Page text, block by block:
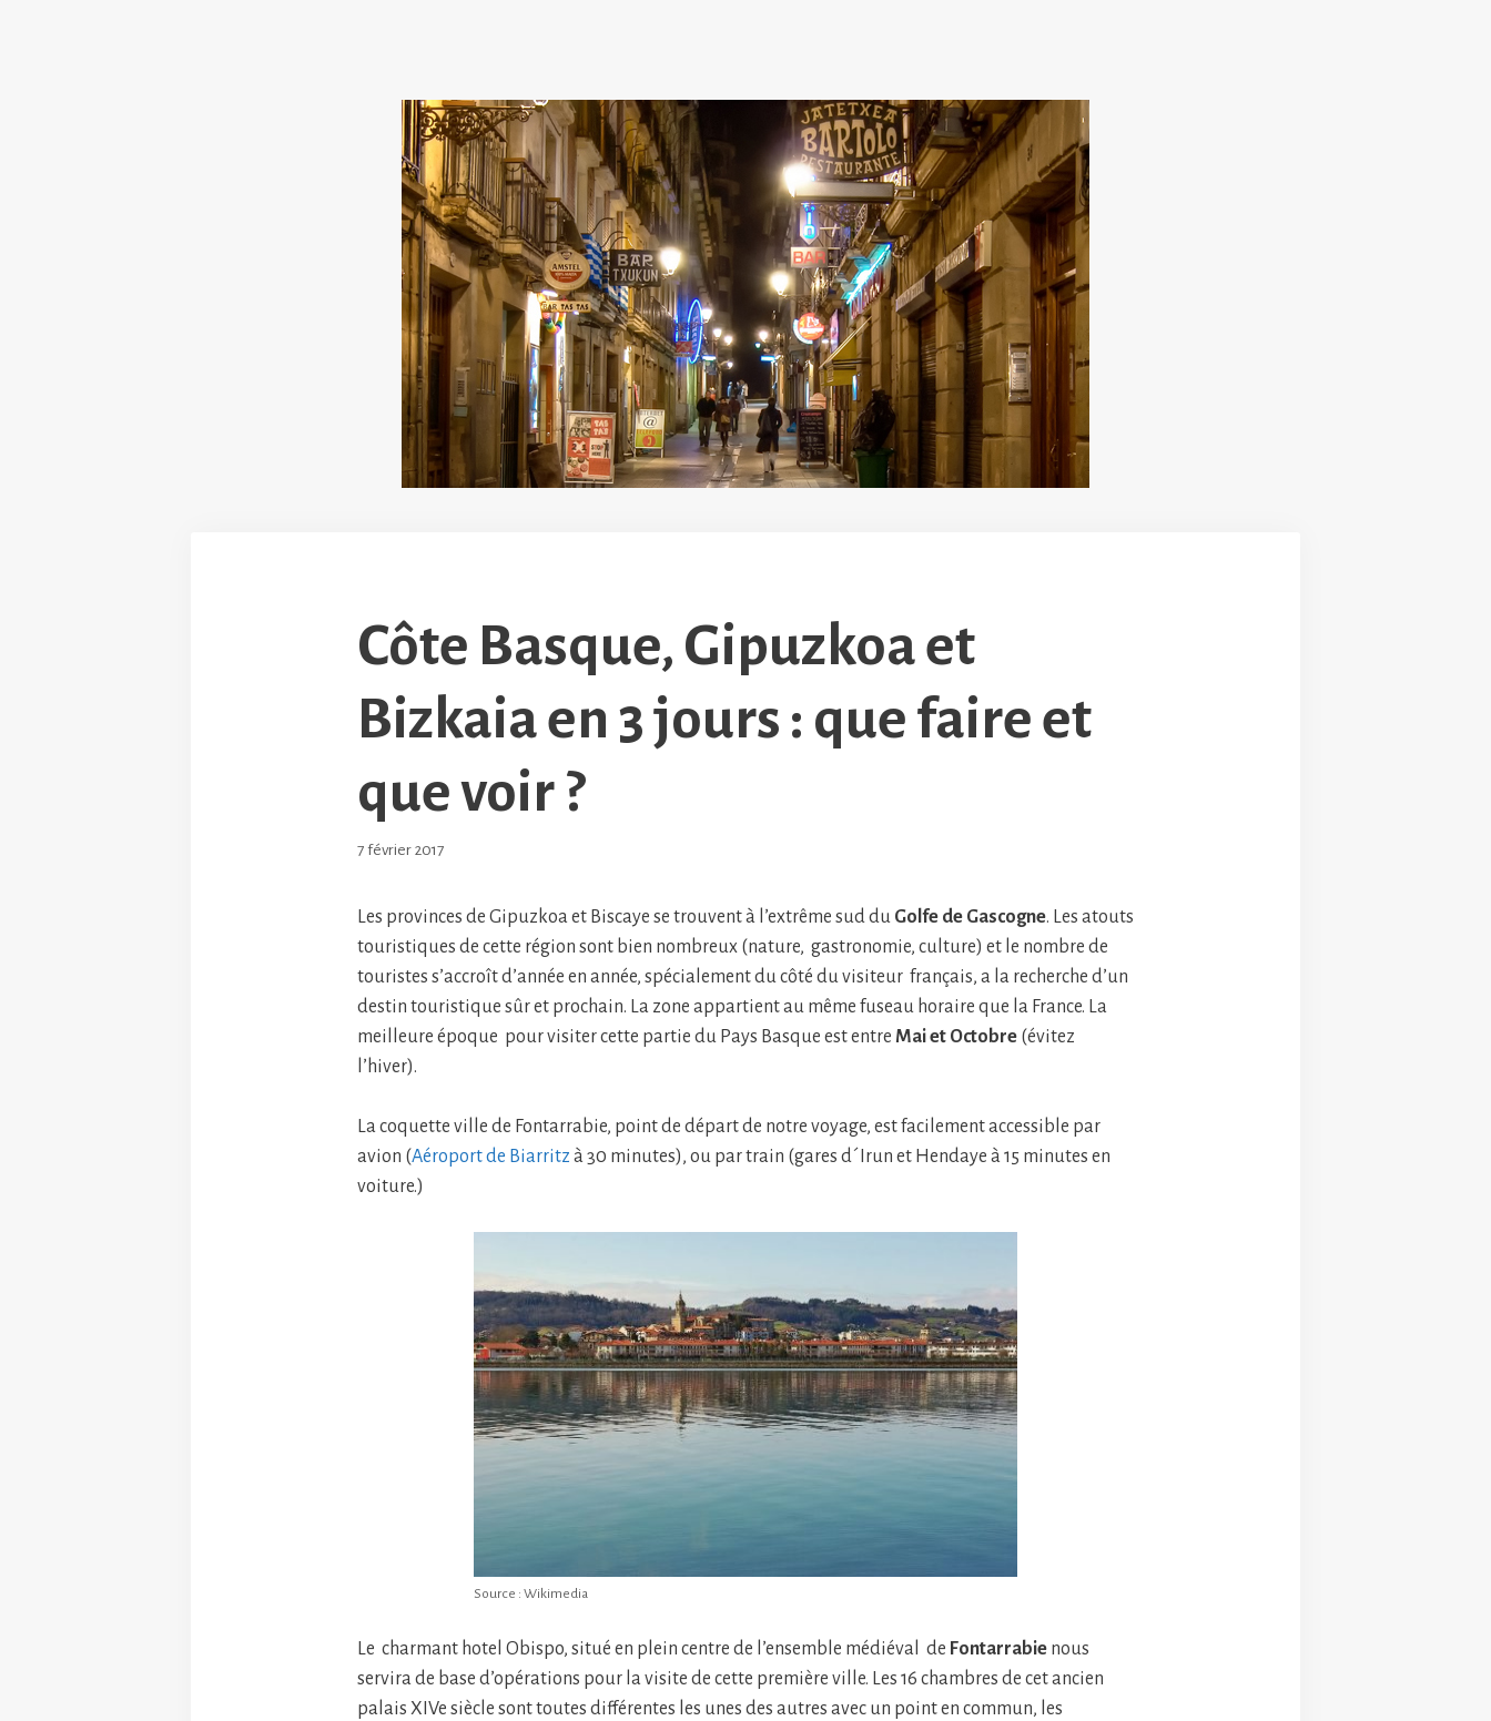
Côte Basque, Gipuzkoa et
Bizkaia en 3 jours : que faire et
que voir ?
7 février 2017
Les provinces de Gipuzkoa et Biscaye se trouvent à l’extrême sud du Golfe de Gascogne. Les atouts
touristiques de cette région sont bien nombreux (nature, gastronomie, culture) et le nombre de
touristes s’accroît d’année en année, spécialement du côté du visiteur français, a la recherche d’un
destin touristique sûr et prochain. La zone appartient au même fuseau horaire que la France. La
meilleure époque pour visiter cette partie du Pays Basque est entre Mai et Octobre (évitez
l’hiver).
La coquette ville de Fontarrabie, point de départ de notre voyage, est facilement accessible par
avion (Aéroport de Biarritz à 30 minutes), ou par train (gares d´Irun et Hendaye à 15 minutes en
voiture.)
Source : Wikimedia
Le charmant hotel Obispo, situé en plein centre de l’ensemble médiéval de Fontarrabie nous
servira de base d’opérations pour la visite de cette première ville. Les 16 chambres de cet ancien
palais XIVe siècle sont toutes différentes les unes des autres avec un point en commun, les